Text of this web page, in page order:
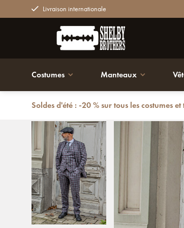
Livraison internationale
Costumes Manteaux
Soldes d'été : -20 % sur tous les costumes et
Retour Costume sur mesure pour homme |